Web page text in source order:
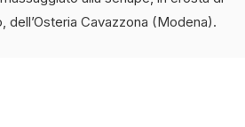
Cavazzona (Modena).